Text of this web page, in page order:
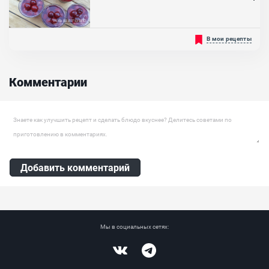
Советуем вам попробовать вишнёвое желе у себя дома, ведь оно
получается в разы натуральнее и вкуснее покупного. Можно
В мои рецепты
Комментарии
Оставить комментарий
Добавить комментарий
Мы в социальных сетях: